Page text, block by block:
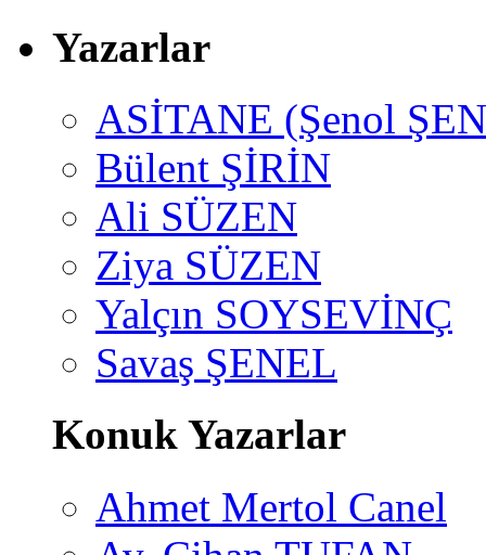
Yazarlar
ASİTANE (Şenol
Bülent ŞİRİN
Ali SÜZEN
Ziya SÜZEN
Yalçın SOYSEVİNÇ
Savaş ŞENEL
Konuk Yazarlar
Ahmet Mertol Canel